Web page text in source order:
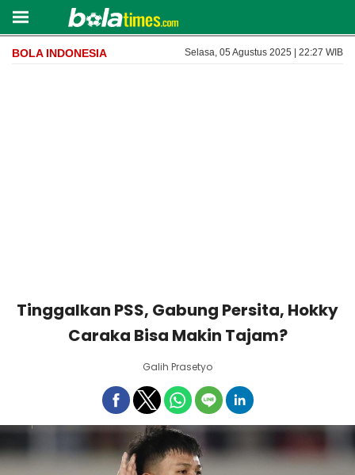
BOLA INDONESIA Selasa, 05 Agustus 2025 | 22:27 WIB
Tinggalkan PSS, Gabung Persita, Hokky
Caraka Bisa Makin Tajam?
Galih Prasetyo